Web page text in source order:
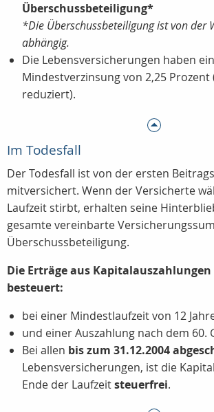
Überschussbeteiligung*
*Die Überschussbeteiligung ist von der
abhängig.
Die Lebensversicherungen haben
Mindestverzinsung von 2,25 Prozent
reduziert).
Im Todesfall
Der Todesfall ist von der ersten
mitversichert. Wenn der Versicherte
Laufzeit stirbt, erhalten seine
gesamte vereinbarte
Überschussbeteiligung.
Die Erträge aus
besteuert:
bei einer Mindestlaufzeit von 12
und einer Auszahlung nach dem 60.
Bei allen bis zum 31.12.2004
Lebensversicherungen, ist die
Ende der Laufzeitsteuerfrei.